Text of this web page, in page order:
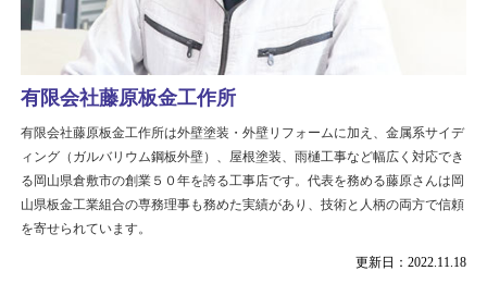
更新日：2022.11.18
有限会社藤原板金工作所
有限会社藤原板金工作所は外壁塗装・外壁リフォームに加え、金属系サイデ
ィング（ガルバリウム鋼板外壁）、屋根塗装、雨樋工事など幅広く対応でき
る岡山県倉敷市の創業５０年を誇る工事店です。代表を務める藤原さんは岡
山県板金工業組合の専務理事も務めた実績があり、技術と人柄の両方で信頼
を寄せられています。